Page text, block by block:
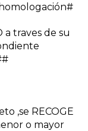
a traves de su
,se RECOGE
o mayor